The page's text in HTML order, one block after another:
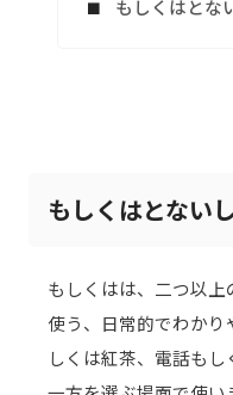
もしくはとな
もしくはとない
もしくはは、二つ以
使う、日常的でわか
しくは紅茶、電話も